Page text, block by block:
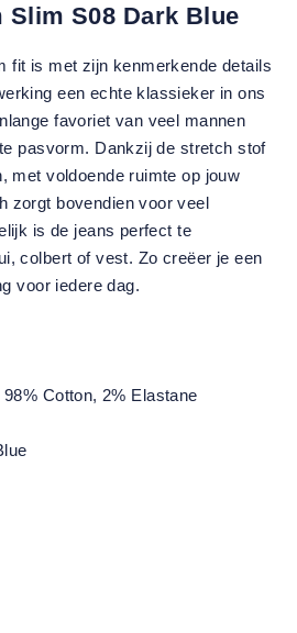
Slim S08 Dark Blue
fit is met zijn kenmerkende details
een echte klassieker in ons
favoriet van veel mannen
pasvorm. Dankzij de stretch stof
met voldoende ruimte op jouw
zorgt bovendien voor veel
is de jeans perfect te
colbert of vest. Zo creëer je een
voor iedere dag.
98% Cotton, 2% Elastane